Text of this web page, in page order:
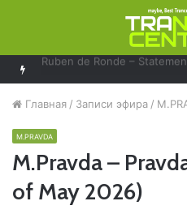
Главная / Записи эфира /
M.PRAVDA
M.Pravda –
of May 2026)